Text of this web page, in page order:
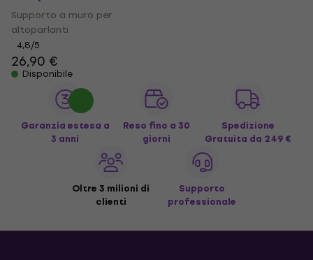
Supporto a muro per
altoparlanti
4,8/5
26,90 €
Disponibile
Garanzia estesa a
3 anni
Reso fino a 30
giorni
Spedizione
Gratuita da 249 €
Oltre 3 milioni di
clienti
Supporto
professionale